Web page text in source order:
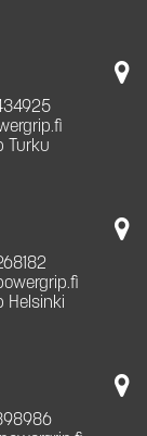
Turku
Helsinki